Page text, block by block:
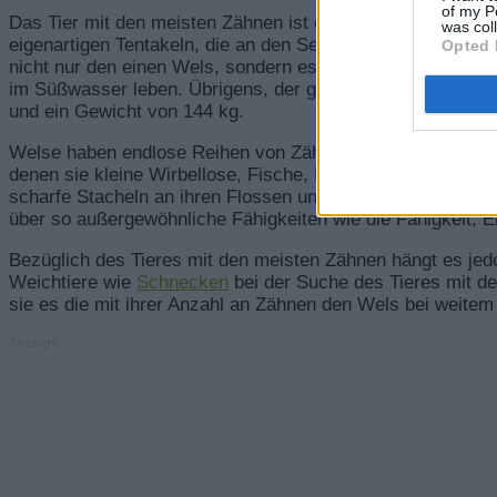
of my
was
Opted
Das Tier mit den meisten Zähnen ist ein Fisch, genauer
eigenartigen Tentakeln, die an den Seiten seines Mundes
nicht nur den einen Wels, sondern es gibt mehr als 200
im Süßwasser leben. Übrigens, der größte jemals mit der
und ein Gewicht von 144 kg.
Welse haben endlose Reihen von Zähnen, die sich
denen sie kleine Wirbellose, Fische, Kaulquappen oder
scharfe Stacheln an ihren Flossen und Brustflossen, die
über so außergewöhnliche Fähigkeiten wie die Fähigkeit,
Bezüglich des Tieres mit den meisten Zähnen hängt es
Weichtiere wie Schnecken bei der Suche des Tieres mit
sie es die mit ihrer Anzahl an Zähnen den Wels bei